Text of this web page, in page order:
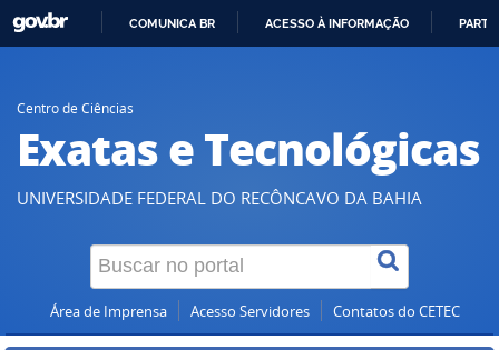
COMUNICA BR ACESSO À INFORMAÇÃO
Centro de Ciências
Exatas e Tecnológicas
UNIVERSIDADE FEDERAL DO RECÔNCAVO DA BAHIA
Área de Imprensa Acesso Servidores Contatos do CETEC